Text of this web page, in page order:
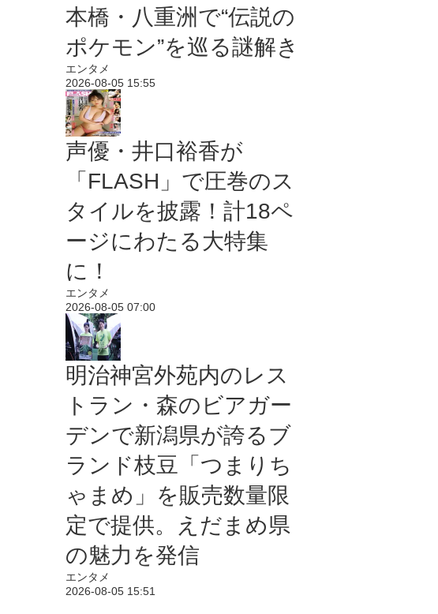
本橋・八重洲で“伝説の
ポケモン”を巡る謎解き
エンタメ
2026-08-05 15:55
声優・井口裕香が
「FLASH」で圧巻のス
タイルを披露！計18ペ
ージにわたる大特集
に！
エンタメ
2026-08-05 07:00
明治神宮外苑内のレス
トラン・森のビアガー
デンで新潟県が誇るブ
ランド枝豆「つまりち
ゃまめ」を販売数量限
定で提供。えだまめ県
の魅力を発信
エンタメ
2026-08-05 15:51